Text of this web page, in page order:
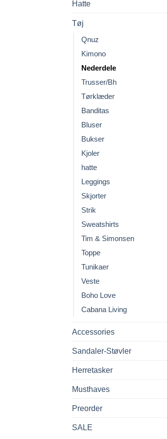
Hatte
Tøj
Qnuz
Kimono
Nederdele
Trusser/Bh
Tørklæder
Banditas
Bluser
Bukser
Kjoler
hatte
Leggings
Skjorter
Strik
Sweatshirts
Tim & Simonsen
Toppe
Tunikaer
Veste
Boho Love
Cabana Living
Accessories
Sandaler-Støvler
Herretasker
Musthaves
Preorder
SALE